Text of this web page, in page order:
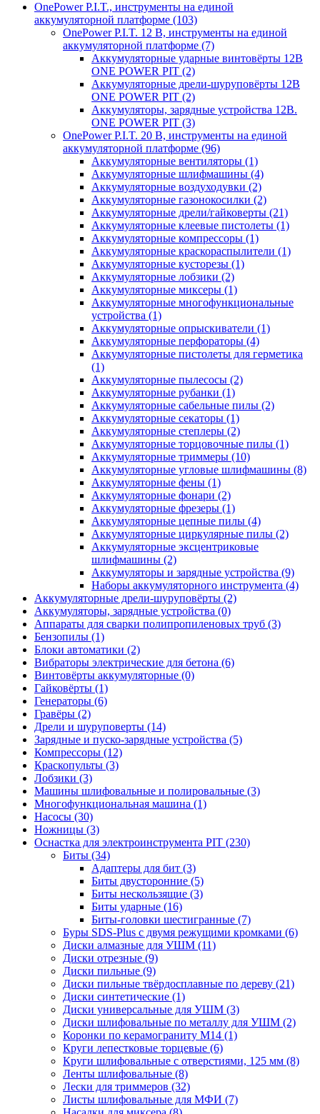
OnePower P.I.T., инструменты на единой
аккумуляторной платформе (103)
OnePower P.I.T. 12 В, инструменты на единой
аккумуляторной платформе (7)
Аккумуляторные ударные винтовёрты 12В
ONE POWER PIT (2)
Аккумуляторные дрели-шуруповёрты 12В
ONE POWER PIT (2)
Аккумуляторы, зарядные устройства 12В.
ONE POWER PIT (3)
OnePower P.I.T. 20 В, инструменты на единой
аккумуляторной платформе (96)
Аккумуляторные вентиляторы (1)
Аккумуляторные шлифмашины (4)
Аккумуляторные воздуходувки (2)
Аккумуляторные газонокосилки (2)
Аккумуляторные дрели/гайковерты (21)
Аккумуляторные клеевые пистолеты (1)
Аккумуляторные компрессоры (1)
Аккумуляторные краскораспылители (1)
Аккумуляторные кусторезы (1)
Аккумуляторные лобзики (2)
Аккумуляторные миксеры (1)
Аккумуляторные многофункциональные
устройства (1)
Аккумуляторные опрыскиватели (1)
Аккумуляторные перфораторы (4)
Аккумуляторные пистолеты для герметика
(1)
Аккумуляторные пылесосы (2)
Аккумуляторные рубанки (1)
Аккумуляторные сабельные пилы (2)
Аккумуляторные секаторы (1)
Аккумуляторные степлеры (2)
Аккумуляторные торцовочные пилы (1)
Аккумуляторные триммеры (10)
Аккумуляторные угловые шлифмашины (8)
Аккумуляторные фены (1)
Аккумуляторные фонари (2)
Аккумуляторные фрезеры (1)
Аккумуляторные цепные пилы (4)
Аккумуляторные циркулярные пилы (2)
Аккумуляторные эксцентриковые
шлифмашины (2)
Аккумуляторы и зарядные устройства (9)
Наборы аккумуляторного инструмента (4)
Аккумуляторные дрели-шуруповёрты (2)
Аккумуляторы, зарядные устройства (0)
Аппараты для сварки полипропиленовых труб (3)
Бензопилы (1)
Блоки автоматики (2)
Вибраторы электрические для бетона (6)
Винтовёрты аккумуляторные (0)
Гайковёрты (1)
Генераторы (6)
Гравёры (2)
Дрели и шуруповерты (14)
Зарядные и пуско-зарядные устройства (5)
Компрессоры (12)
Краскопульты (3)
Лобзики (3)
Машины шлифовальные и полировальные (3)
Многофункциональная машина (1)
Насосы (30)
Ножницы (3)
Оснастка для электроинструмента PIT (230)
Биты (34)
Адаптеры для бит (3)
Биты двусторонние (5)
Биты нескользящие (3)
Биты ударные (16)
Биты-головки шестигранные (7)
Буры SDS-Plus c двумя режущими кромками (6)
Диски алмазные для УШМ (11)
Диски отрезные (9)
Диски пильные (9)
Диски пильные твёрдосплавные по дереву (21)
Диски синтетические (1)
Диски универсальные для УШМ (3)
Диски шлифовальные по металлу для УШМ (2)
Коронки по керамограниту M14 (1)
Круги лепестковые торцевые (6)
Круги шлифовальные с отверстиями, 125 мм (8)
Ленты шлифовальные (8)
Лески для триммеров (32)
Листы шлифовальные для МФИ (7)